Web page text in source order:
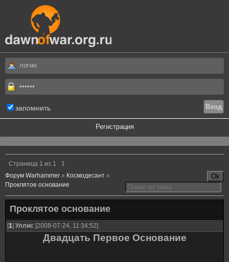
запомнить
Регистрация
.
Страница 1 из 1
1
Форум Warhammer » Космодесант »
Проклятое основание
Проклятое основание
[1] Уллис [2008-07-24, 11:34:52]
Двадцать Первое Основание